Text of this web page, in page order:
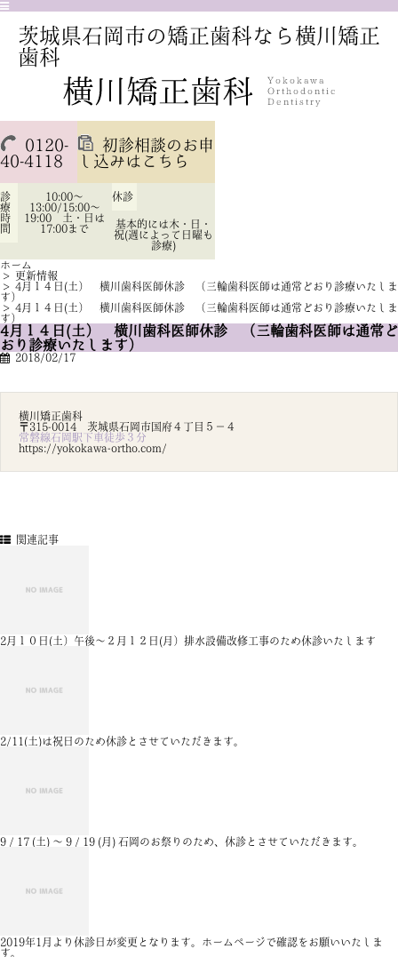
茨城県石岡市の矯正歯科なら横川矯正
歯科
0120-
40-4118
初診相談のお申
し込みはこちら
診
療
時
間
10:00～
13:00/15:00～
19:00 土・日は
17:00まで
休診
基本的には木・日・
祝(週によって日曜も
診療)
ホーム
> 更新情報
> 4月１４日(土） 横川歯科医師休診 （三輪歯科医師は通常どおり診療いたしま
す）
> 4月１４日(土） 横川歯科医師休診 （三輪歯科医師は通常どおり診療いたしま
す）
4月１４日(土） 横川歯科医師休診 （三輪歯科医師は通常ど
おり診療いたします）
2018/02/17
横川矯正歯科
〒315-0014 茨城県石岡市国府４丁目５－４
常磐線石岡駅下車徒歩３分
https://yokokawa-ortho.com/
関連記事
2月１０日(土）午後～２月１２日(月）排水設備改修工事のため休診いたします
2/11(土)は祝日のため休診とさせていただきます。
9 / 17 (土) 〜 9 / 19 (月) 石岡のお祭りのため、休診とさせていただきます。
2019年1月より休診日が変更となります。ホームページで確認をお願いいたしま
す。